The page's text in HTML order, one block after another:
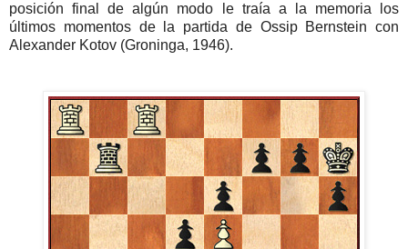
posición final de algún modo le traía a la memoria los
últimos momentos de la partida de Ossip Bernstein con
Alexander Kotov (Groninga, 1946).